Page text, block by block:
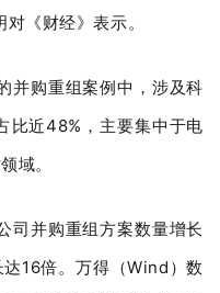
《财经》表示。
并购重组案例中，涉及科
比近48%，主要集中于电
域。
司并购重组方案数量增长
16倍。万得（Wind）数